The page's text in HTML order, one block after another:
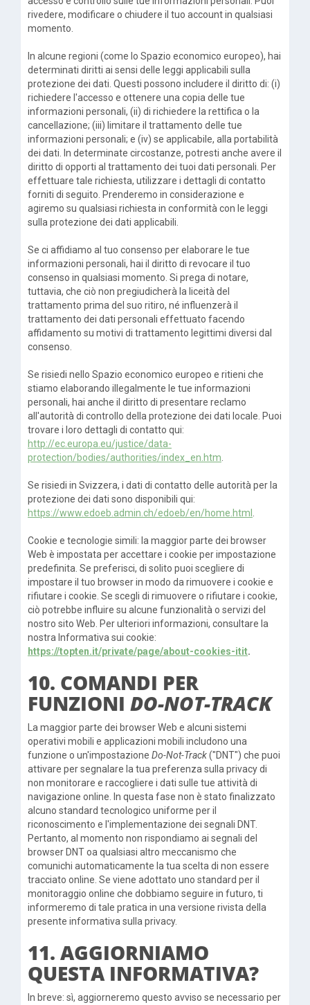
rivedere, modificare o chiudere il tuo account in qualsiasi
momento.
In alcune regioni (come lo Spazio economico europeo), hai
determinati diritti ai sensi delle leggi applicabili sulla
protezione dei dati. Questi possono includere il diritto di: (i)
richiedere l'accesso e ottenere una copia delle tue
informazioni personali, (ii) di richiedere la rettifica o la
cancellazione; (iii) limitare il trattamento delle tue
informazioni personali; e (iv) se applicabile, alla portabilità
dei dati. In determinate circostanze, potresti anche avere il
diritto di opporti al trattamento dei tuoi dati personali. Per
effettuare tale richiesta, utilizzare i dettagli di contatto
forniti di seguito. Prenderemo in considerazione e
agiremo su qualsiasi richiesta in conformità con le leggi
sulla protezione dei dati applicabili.
Se ci affidiamo al tuo consenso per elaborare le tue
informazioni personali, hai il diritto di revocare il tuo
consenso in qualsiasi momento. Si prega di notare,
tuttavia, che ciò non pregiudicherà la liceità del
trattamento prima del suo ritiro, né influenzerà il
trattamento dei dati personali effettuato facendo
affidamento su motivi di trattamento legittimi diversi dal
consenso.
Se risiedi nello Spazio economico europeo e ritieni che
stiamo elaborando illegalmente le tue informazioni
personali, hai anche il diritto di presentare reclamo
all'autorità di controllo della protezione dei dati locale. Puoi
trovare i loro dettagli di contatto qui:
http://ec.europa.eu/justice/data-
protection/bodies/authorities/index_en.htm
Se risiedi in Svizzera, i dati di contatto delle autorità per la
protezione dei dati sono disponibili qui:
https://www.edoeb.admin.ch/edoeb/en/home.html
Cookie e tecnologie simili: la maggior parte dei browser
Web è impostata per accettare i cookie per impostazione
predefinita. Se preferisci, di solito puoi scegliere di
impostare il tuo browser in modo da rimuovere i cookie e
rifiutare i cookie. Se scegli di rimuovere o rifiutare i cookie,
ciò potrebbe influire su alcune funzionalità o servizi del
nostro sito Web. Per ulteriori informazioni, consultare la
nostra Informativa sui cookie:
https://topten.it/private/page/about-cookies-itit.
10. COMANDI PER
FUNZIONI DO-NOT-TRACK
La maggior parte dei browser Web e alcuni sistemi
operativi mobili e applicazioni mobili includono una
funzione o un'impostazione Do-Not-Track("DNT") che puoi
attivare per segnalare la tua preferenza sulla privacy di
non monitorare e raccogliere i dati sulle tue attività di
navigazione online. In questa fase non è stato finalizzato
alcuno standard tecnologico uniforme per il
riconoscimento e l'implementazione dei segnali DNT.
Pertanto, al momento non rispondiamo ai segnali del
browser DNT oa qualsiasi altro meccanismo che
comunichi automaticamente la tua scelta di non essere
tracciato online. Se viene adottato uno standard per il
monitoraggio online che dobbiamo seguire in futuro, ti
informeremo di tale pratica in una versione rivista della
presente informativa sulla privacy.
11. AGGIORNIAMO
QUESTA INFORMATIVA?
In breve: sì, aggiorneremo questo avviso se necessario per